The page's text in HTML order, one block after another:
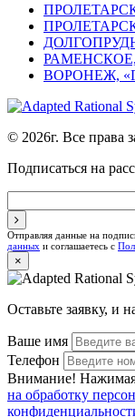
ВОРОНЕЖ,
© 2026г. Все права
Подписаться на
Отправляя данные на
данных и соглашаетесь с
×
Оставьте заявку, и
Ваше имя
Телефон
Внимание!
на обработку